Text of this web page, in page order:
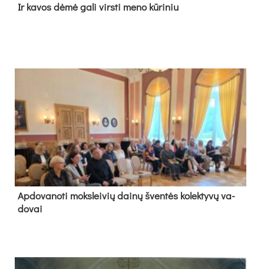
Ir ka­vos dė­mė ga­li virs­ti me­no kū­ri­niu
Ap­do­va­no­ti moks­lei­vių dai­nų šven­tės ko­lek­ty­vų va­
do­vai